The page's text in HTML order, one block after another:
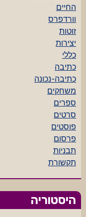
החיים
וורדפרס
זוטות
יצירות
כללי
כתיבה
כתיבה-נכונה
משחקים
ספרים
סרטים
פוסטים
פרסום
תבניות
תקשורת
היסטוריה